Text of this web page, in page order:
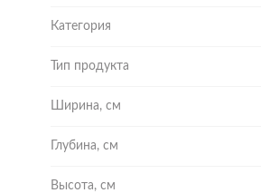
Категория
Тип продукта
Ширина, см
Глубина, см
Высота, см